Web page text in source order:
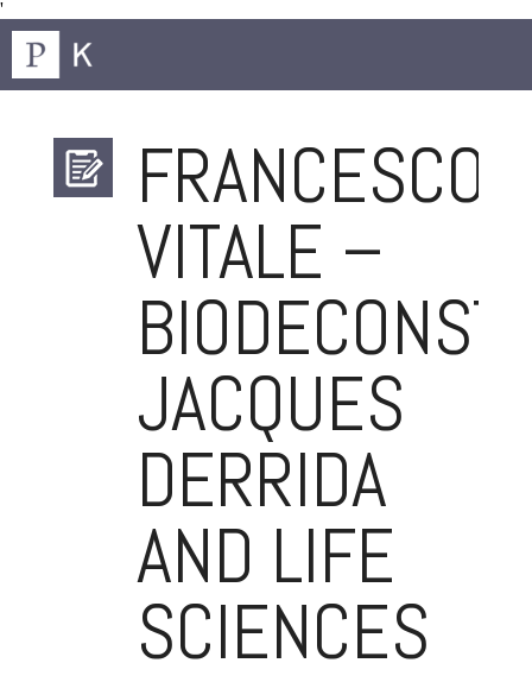
'
FRANCESCO
VITALE –
JACQUES
DERRIDA
AND LIFE
SCIENCES